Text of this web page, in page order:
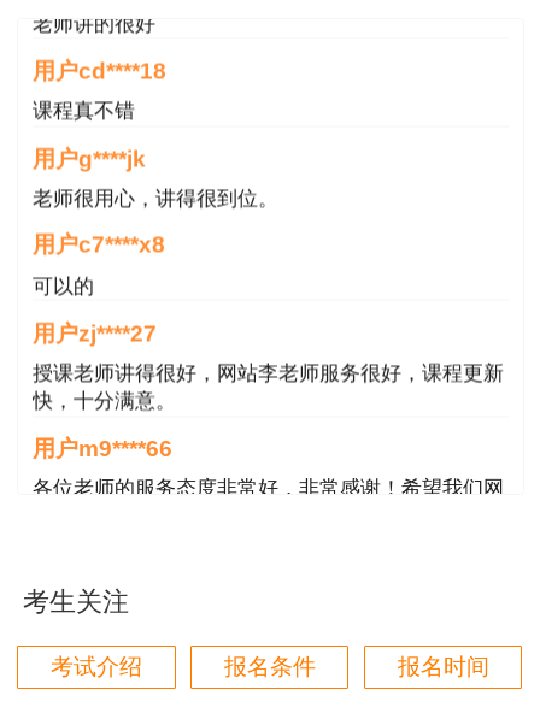
目总进度目标论证的工作内容和工作步骤
一级建造师项目管理预习入门核心知识点：双
代号网络计划绘图规则
一级建造师项目管理预习入门核心知识点：双
代号时标网络计划
一级建造师项目管理预习入门核心知识点：项
目质量控制体系的特点和构成
一级建造师项目管理预习入门核心知识点：项
目质量控制体系的建立和运行
一级建造师项目管理预习入门核心知识点：施
工过程的质量验收
量事故的分类
用户cd****18
课程真不错
用户g****jk
用户c7****x8
用户zj****27
授课老师讲得很好，网站李老师服务很好，课程更新
快，十分满意。
用户m9****66
各位老师的服务态度非常好，非常感谢！希望我们网
站的教学质量越来越好，希望我们每位参加学习的同
用户m9****66
对本次课程购买的老师的服务态度非常满意。希望我
们网站教学质量越来越高。祝大家都取得满意的结
考生关注
考试介绍 报名条件 报名时间